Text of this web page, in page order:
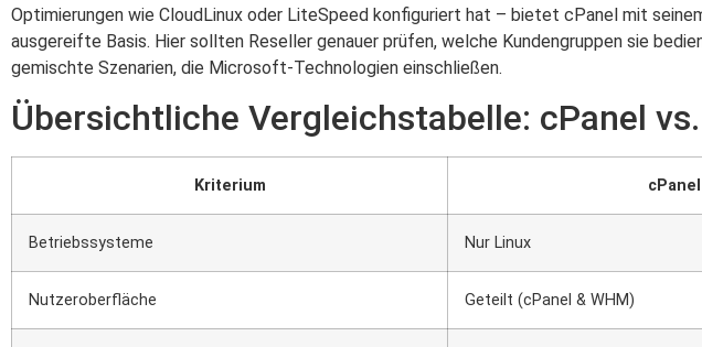
Optimierungen wie CloudLinux oder LiteSpeed konfiguriert hat – bietet cPanel mit
ausgereifte Basis. Hier sollten Reseller genauer prüfen, welche Kundengruppen sie
gemischte Szenarien, die Microsoft-Technologien einschließen.
Übersichtliche Vergleichstabelle: cPanel
Kriterium cPanel
Betriebssysteme Nur Linux
Nutzeroberfläche Geteilt (cPanel & WHM)